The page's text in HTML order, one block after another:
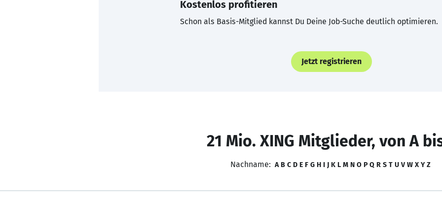
Kostenlos profitieren
Schon als Basis-Mitglied kannst Du Deine Job-Suche deutlich optimieren.
Jetzt registrieren
21 Mio. XING Mitglieder, von A
Nachname: A B C D E F G H I J K L M N O P Q R S T U V W X Y Z